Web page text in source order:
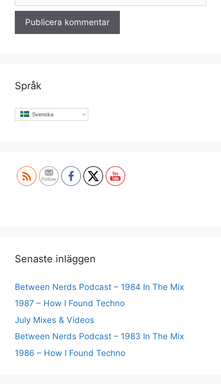
Språk
Svenska
Senaste inläggen
Between Nerds Podcast – 1984 In The Mix
1987 – How I Found Techno
July Mixes & Videos
Between Nerds Podcast – 1983 In The Mix
1986 – How I Found Techno